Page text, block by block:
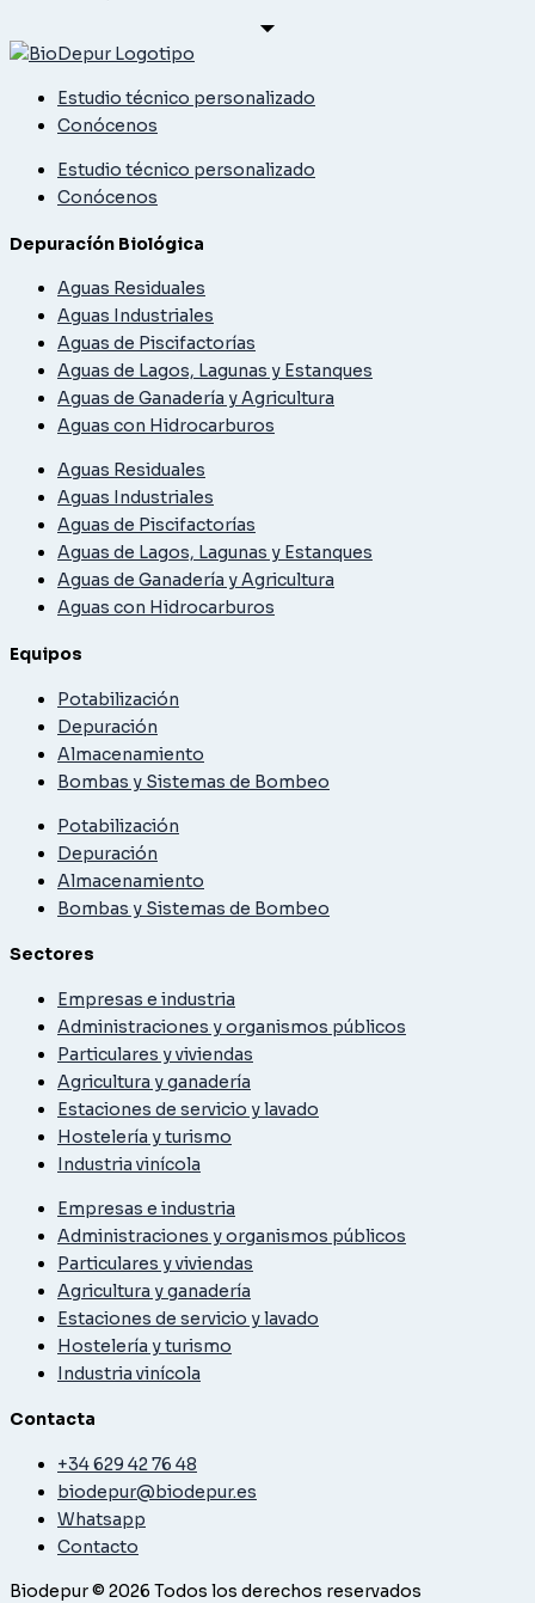
Estudio técnico personalizado
Conócenos
Estudio técnico personalizado
Conócenos
Depuracíón Biológica
Aguas Residuales
Aguas Industriales
Aguas de Piscifactorías
Aguas de Lagos, Lagunas y Estanques
Aguas de Ganadería y Agricultura
Aguas con Hidrocarburos
Aguas Residuales
Aguas Industriales
Aguas de Piscifactorías
Aguas de Lagos, Lagunas y Estanques
Aguas de Ganadería y Agricultura
Aguas con Hidrocarburos
Equipos
Potabilización
Depuración
Almacenamiento
Bombas y Sistemas de Bombeo
Potabilización
Depuración
Almacenamiento
Bombas y Sistemas de Bombeo
Sectores
Empresas e industria
Administraciones y organismos públicos
Particulares y viviendas
Agricultura y ganadería
Estaciones de servicio y lavado
Hostelería y turismo
Industria vinícola
Empresas e industria
Administraciones y organismos públicos
Particulares y viviendas
Agricultura y ganadería
Estaciones de servicio y lavado
Hostelería y turismo
Industria vinícola
Contacta
+34 629 42 76 48
biodepur@biodepur.es
Whatsapp
Contacto
Biodepur © 2026 Todos los derechos reservados